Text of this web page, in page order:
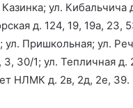
ул. Кибальчича
д. 124, 19, 19а, 23,
ул. Пришкольная; ул.
3, 30/1; ул. Тепличная
НЛМК д. 2в, 2д, 2е, 39.